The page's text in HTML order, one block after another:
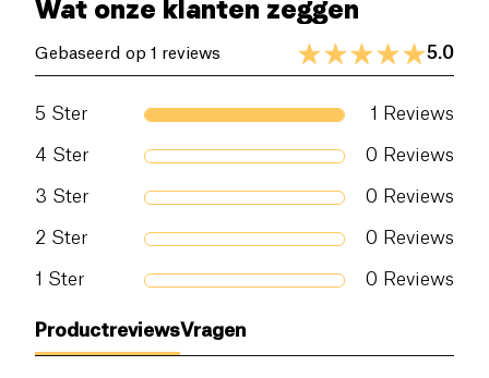
Wat onze klanten zeggen
Gebaseerd op 1 reviews 5.0
5 Ster 1 Reviews
4 Ster 0 Reviews
3 Ster 0 Reviews
2 Ster 0 Reviews
1 Ster 0 Reviews
ProductreviewsVragen